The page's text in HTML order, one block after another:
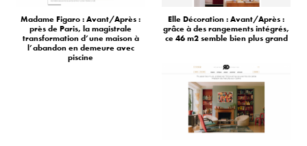
Madame Figaro : Avant/Après :
près de Paris, la magistrale
transformation d’une maison à
l’abandon en demeure avec
piscine
Elle Décoration : Avant/Après :
grâce à des rangements intégrés,
ce 46 m2 semble bien plus grand